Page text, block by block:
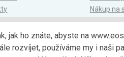
Nákup na
jak ho znáte, abyste na
rozvíjet, používáme my i naši